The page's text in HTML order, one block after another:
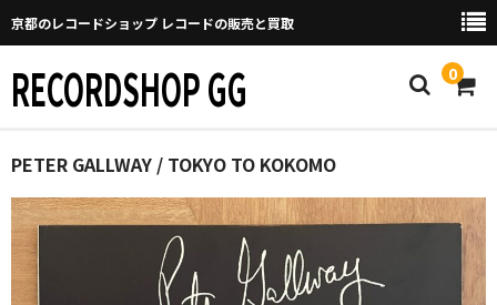
京都のレコードショップ レコードの販売と買取
RECORDSHOP GG 0
Home
マイページ
GGについて
買取について
PETER GALLWAY / TOKYO TO KOKOMO